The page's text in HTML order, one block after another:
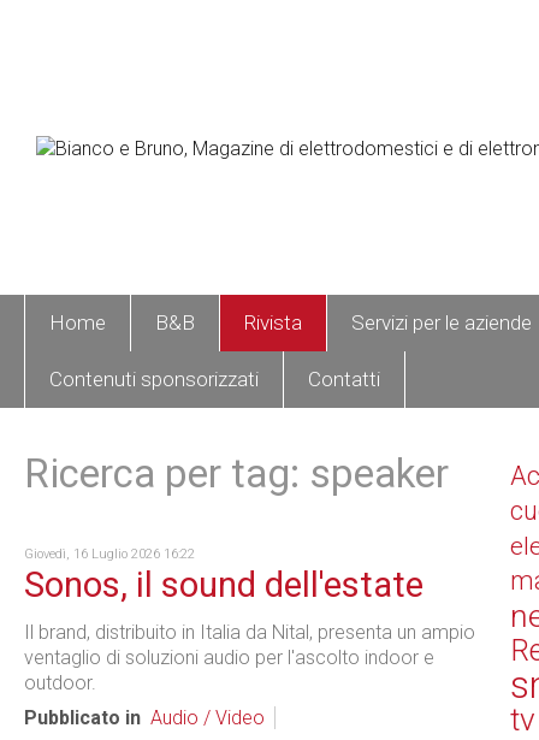
Home B&B Rivista Servizi per le aziende
Contenuti sponsorizzati Contatti
Ricerca per tag: speaker
Giovedì, 16 Luglio 2026 16:22
Sonos, il sound dell'estate
Il brand, distribuito in Italia da Nital, presenta un ampio
ventaglio di soluzioni audio per l'ascolto indoor e
outdoor.
Pubblicato in Audio / Video tv